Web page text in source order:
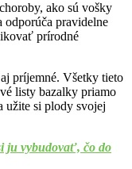
ako sú vošky
odporúča pravidelne
prírodné
príjemné. Všetky tieto
listy bazalky priamo
užite si plody svojej
ju vybudovať, čo do